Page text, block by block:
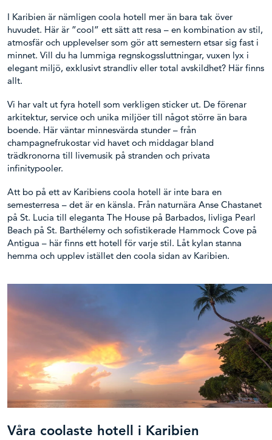
I Karibien är nämligen coola hotell mer än bara tak över
huvudet. Här är ”cool” ett sätt att resa – en kombination av stil,
atmosfär och upplevelser som gör att semestern etsar sig fast i
minnet. Vill du ha lummiga regnskogssluttningar, vuxen lyx i
elegant miljö, exklusivt strandliv eller total avskildhet? Här finns
allt.
Vi har valt ut fyra hotell som verkligen sticker ut. De förenar
arkitektur, service och unika miljöer till något större än bara
boende. Här väntar minnesvärda stunder – från
champagnefrukostar vid havet och middagar bland
trädkronorna till livemusik på stranden och privata
infinitypooler.
Att bo på ett av Karibiens coola hotell är inte bara en
semesterresa – det är en känsla. Från naturnära Anse Chastanet
på St. Lucia till eleganta The House på Barbados, livliga Pearl
Beach på St. Barthélemy och sofistikerade Hammock Cove på
Antigua – här finns ett hotell för varje stil. Låt kylan stanna
hemma och upplev istället den coola sidan av Karibien.
Våra coolaste hotell i Karibien